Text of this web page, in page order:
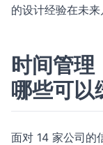
的设计经验在未来
时间管理
哪些可以
面对 14 家公司的